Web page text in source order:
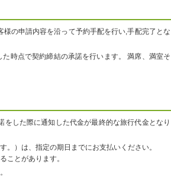
の申請内容を沿って予約手配を行い,手配完了とな
時点で契約締結の承諾を行います。 満席、満室そ
した際に通知した代金が最終的な旅行代金となり
）は、指定の期日までにお支払いください。
ことがあります。